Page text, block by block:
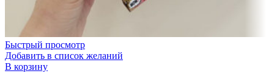
Быстрый просмотр
Добавить в список желаний
В корзину